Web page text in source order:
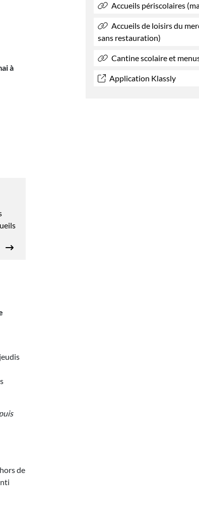
à
de
Accueils périscolaires
Accueils de loisirs du
sans restauration)
Cantine scolaire et
Application Klassly